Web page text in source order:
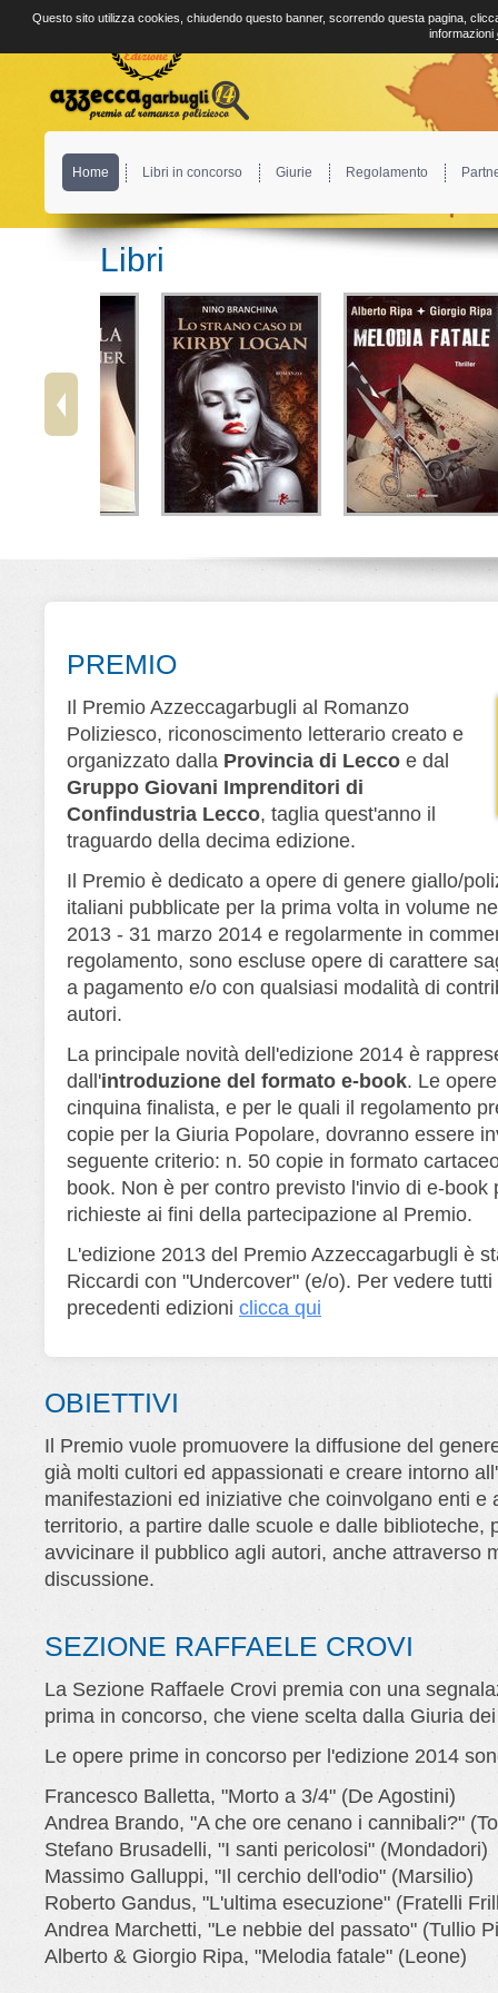
Home Libri in concorso Giurie Regolamento
Libri
Ripa
PREMIO
Il Premio Azzeccagarbugli al Romanzo
Poliziesco, riconoscimento letterario creato e
organizzato dalla Provincia di Lecco e dal
Gruppo Giovani Imprenditori di
Confindustria Lecco, taglia quest'anno il
traguardo della decima edizione.
Il Premio è dedicato a opere di genere giallo/
italiani pubblicate per la prima volta in volume
2013 - 31 marzo 2014 e regolarmente in
regolamento, sono escluse opere di carattere
a pagamento e/o con qualsiasi modalità di
autori.
La principale novità dell'edizione 2014 è
dall'introduzione del formato e-book. Le
cinquina finalista, e per le quali il regolamento
copie per la Giuria Popolare, dovranno essere
seguente criterio: n. 50 copie in formato
book. Non è per contro previsto l'invio di e-book
richieste ai fini della partecipazione al Premio.
L'edizione 2013 del Premio Azzeccagarbugli è
Riccardi con "Undercover" (e/o). Per vedere
precedenti edizioni clicca qui
OBIETTIVI
Il Premio vuole promuovere la diffusione del
già molti cultori ed appassionati e creare intorno
manifestazioni ed iniziative che coinvolgano enti e
territorio, a partire dalle scuole e dalle biblioteche,
avvicinare il pubblico agli autori, anche attraverso
discussione.
SEZIONE RAFFAELE CROVI
La Sezione Raffaele Crovi premia con una
prima in concorso, che viene scelta dalla Giuria
Le opere prime in concorso per l'edizione 2014
Francesco Balletta, "Morto a 3/4" (De Agostini)
Andrea Brando, "A che ore cenano i cannibali?"
Stefano Brusadelli, "I santi pericolosi" (Mondadori)
Massimo Galluppi, "Il cerchio dell'odio" (Marsilio)
Roberto Gandus, "L'ultima esecuzione" (Fratelli
Andrea Marchetti, "Le nebbie del passato" (Tullio
Alberto & Giorgio Ripa, "Melodia fatale" (Leone)
Questo sito utilizza cookies, chiudendo questo banner, scorrendo questa pagina,
informazioni